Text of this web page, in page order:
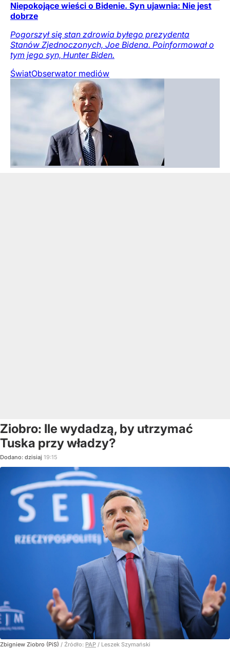
Niepokojące wieści o Bidenie. Syn ujawnia: Nie jest
dobrze
Pogorszył się stan zdrowia byłego prezydenta
Stanów Zjednoczonych, Joe Bidena. Poinformował o
tym jego syn, Hunter Biden.
ŚwiatObserwator mediów
Ziobro: Ile wydadzą, by utrzymać
Tuska przy władzy?
Dodano: dzisiaj 19:15
Zbigniew Ziobro (PiS) / Źródło: PAP / Leszek Szymański